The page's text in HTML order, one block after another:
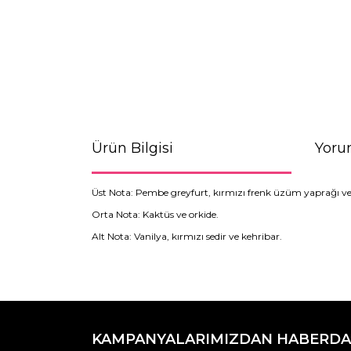
Ürün Bilgisi
Üst Nota: Pembe greyfurt, kırmızı frenk üzüm yaprağı
Orta Nota: Kaktüs ve orkide.
Alt Nota: Vanilya, kırmızı sedir ve kehribar.
Görüş ve önerileriniz için teşekkür ederiz.
Ürün resmi kalitesiz, bozuk veya
KAMPANYALARIMIZDAN